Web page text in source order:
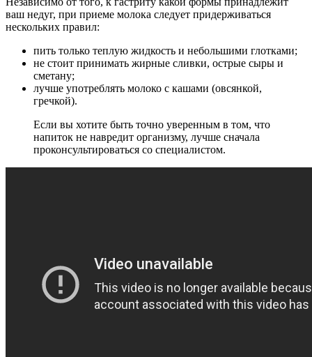
ваш недуг, при приеме молока следует придерживаться
нескольких правил:
пить только теплую жидкость и небольшими глотками;
не стоит принимать жирные сливки, острые сыры и
сметану;
лучше употреблять молоко с кашами (овсянкой,
гречкой).
Если вы хотите быть точно уверенным в том, что
напиток не навредит организму, лучше сначала
проконсультироваться со специалистом.